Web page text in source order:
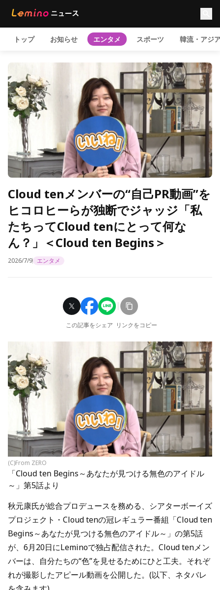
トップ お知らせ エンタメ スポーツ 韓流・アジ
Cloud tenメンバーの“自己PR動画”を
ヒコロヒーらが独断でジャッジ「私
たちってCloud tenにとって何な
ん？」＜Cloud ten Begins＞
2026/7/9 エンタメ
この記事をシェア リンクをコピー
(C)From ZERO
「Cloud ten Begins～あなたが見つける無色のアイドル
～」第5話より
秋元康氏が総合プロデュースを務める、シアターボーイズ
プロジェクト・Cloud tenの冠レギュラー番組「Cloud ten
Begins～あなたが見つける無色のアイドル～」の第5話
が、6月20日にLeminoで独占配信された。Cloud tenメン
バーは、自分たちの“色”を見せるためにひと工夫。それぞ
れが撮影したアピール動画を公開した。(以下、ネタバレ